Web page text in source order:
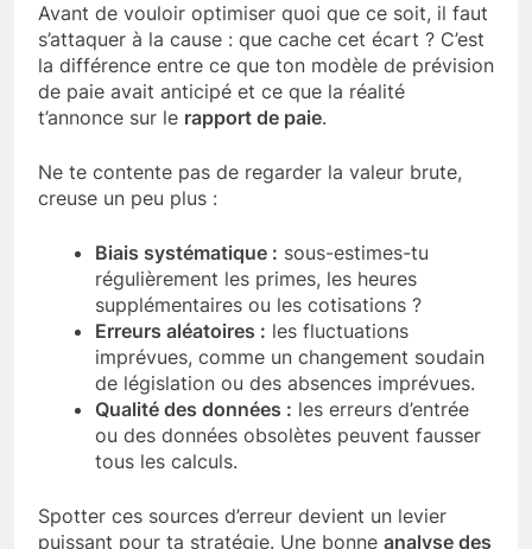
Avant de vouloir optimiser quoi que ce soit, il faut
s’attaquer à la cause : que cache cet écart ? C’est
la différence entre ce que ton modèle de prévision
de paie avait anticipé et ce que la réalité
t’annonce sur le rapport de paie.
Ne te contente pas de regarder la valeur brute,
creuse un peu plus :
Biais systématique : sous-estimes-tu
régulièrement les primes, les heures
supplémentaires ou les cotisations ?
Erreurs aléatoires : les fluctuations
imprévues, comme un changement soudain
de législation ou des absences imprévues.
Qualité des données : les erreurs d’entrée
ou des données obsolètes peuvent fausser
tous les calculs.
Spotter ces sources d’erreur devient un levier
puissant pour ta stratégie. Une bonne analyse des